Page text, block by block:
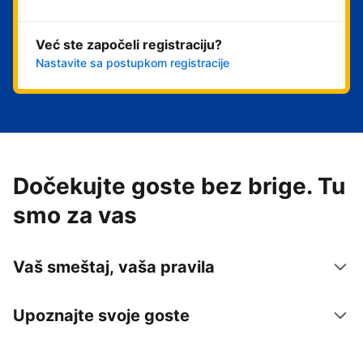
Već ste započeli registraciju?
Nastavite sa postupkom registracije
Dočekujte goste bez brige. Tu
smo za vas
Vaš smeštaj, vaša pravila
Upoznajte svoje goste